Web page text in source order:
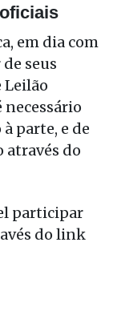
em dia com
seus
Leilão
parte, e de
através do
participar
do link